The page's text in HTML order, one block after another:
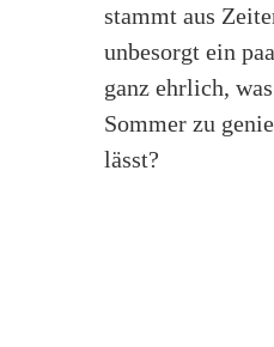
stammt aus
unbesorgt ein
ganz ehrlich,
Sommer zu
lässt?